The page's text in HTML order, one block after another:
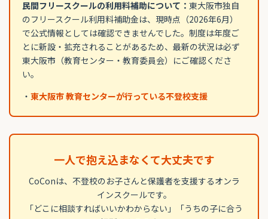
民間フリースクールの利用料補助について： 東大阪市独自
のフリースクール利用料補助金は、現時点（2026年6月）
で公式情報としては確認できませんでした。制度は年度ご
とに新設・拡充されることがあるため、最新の状況は必ず
東大阪市（教育センター・教育委員会）にご確認くださ
い。
・ 東大阪市 教育センターが行っている不登校支援
一人で抱え込まなくて大丈夫です
CoConは、不登校のお子さんと保護者を支援するオンラ
インスクールです。
「どこに相談すればいいかわからない」「うちの子に合う